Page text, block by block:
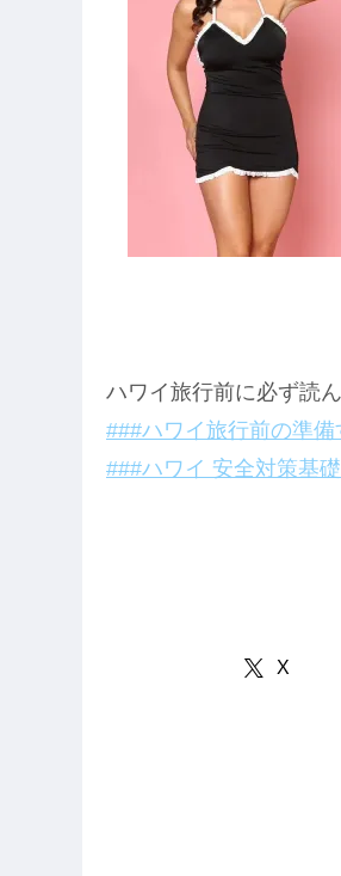
ハワイ旅行前に必ず読
###ハワイ旅行前の準
###ハワイ 安全対策基
X